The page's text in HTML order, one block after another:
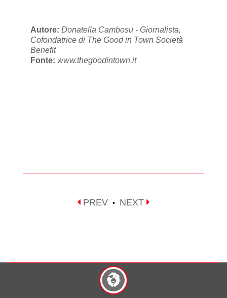
Autore: Donatella Cambosu - Giornalista,
Cofondatrice di The Good in Town Società
Benefit
Fonte: www.thegoodintown.it
PREV • NEXT